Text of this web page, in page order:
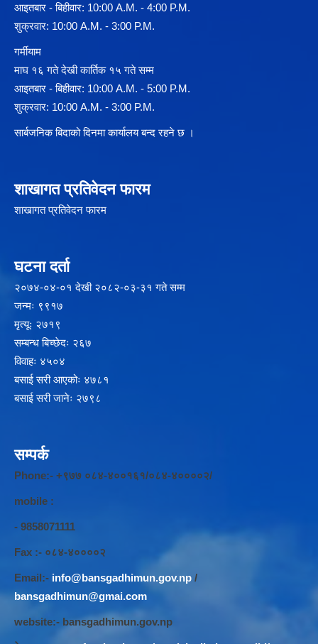
आइतबार - बिहीवार: 10:00 A.M. - 4:00 P.M.
शुक्रवार: 10:00 A.M. - 3:00 P.M.
गर्मीयाम
माघ १६ गते देखी कार्तिक १५ गते सम्म
आइतबार - बिहीवार: 10:00 A.M. - 5:00 P.M.
शुक्रवार: 10:00 A.M. - 3:00 P.M.
सार्बजनिक बिदाको दिनमा कार्यालय बन्द रहने छ ।
शाखागत प्रतिवेदन फारम
शाखागत प्रतिवेदन फारम
घटना दर्ता
२‍०७४-०४-०१ देखी २०८२-०३-३१ गते सम्म
जन्मः ९९१७
मृत्यूः २७१९
सम्बन्ध बिच्छेदः २६७
विवाहः ४५०४
बसाई सरी आएकोः ४७८१
बसाई सरी जानेः २७९८
सम्पर्क
Phone:- +९७७ ०८४-४००१६१/०८४-४००००२/
mobile :
- 9858071111
Fax :- ०८४-४००००२
Email:- info@bansgadhimun.gov.np /
bansgadhimun@gmai.com
website:- bansgadhimun.gov.np